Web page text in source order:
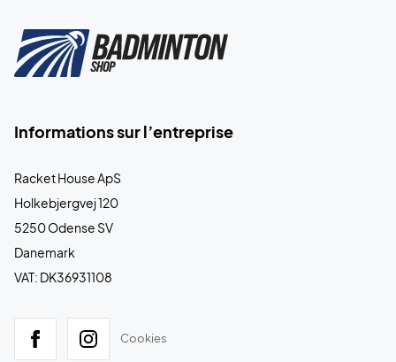
Informations sur l’entreprise
Racket House ApS
Holkebjergvej 120
5250 Odense SV
Danemark
VAT: DK36931108
Cookies